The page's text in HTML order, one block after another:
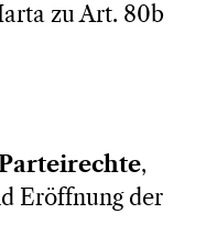
zu Art. 80b
Parteirechte,
Eröffnung der